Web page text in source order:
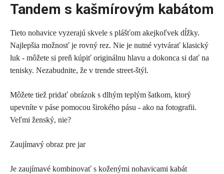
Tandem s kašmírovým kabátom
Tieto nohavice vyzerajú skvele s plášťom akejkoľvek dĺžky.
Najlepšia možnosť je rovný rez. Nie je nutné vytvárať klasický
luk - môžete si preň kúpiť originálnu hlavu a dokonca si dať na
tenisky. Nezabudnite, že v trende street-štýl.
Môžete tiež pridať obrázok s dlhým teplým šatkom, ktorý
upevníte v páse pomocou širokého pásu - ako na fotografii.
Veľmi ženský, nie?
Zaujímavý obraz pre jar
Je zaujímavé kombinovať s koženými nohavicami kabát